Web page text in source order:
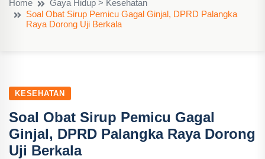
Home
Gaya Hidup > Kesehatan
Soal Obat Sirup Pemicu Gagal Ginjal, DPRD Palangka
Raya Dorong Uji Berkala
KESEHATAN
Soal Obat Sirup Pemicu Gagal
Ginjal, DPRD Palangka Raya Dorong
Uji Berkala